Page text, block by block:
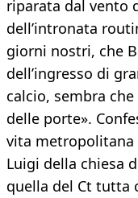
riparata dal vento
dell’intronata
giorni nostri, che
dell’ingresso di
calcio, sembra
delle porte».
vita metropolitana
Luigi della chiesa
quella del Ct tutta